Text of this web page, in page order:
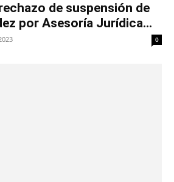
de suspensión de
por Asesoría Jurídica...
0